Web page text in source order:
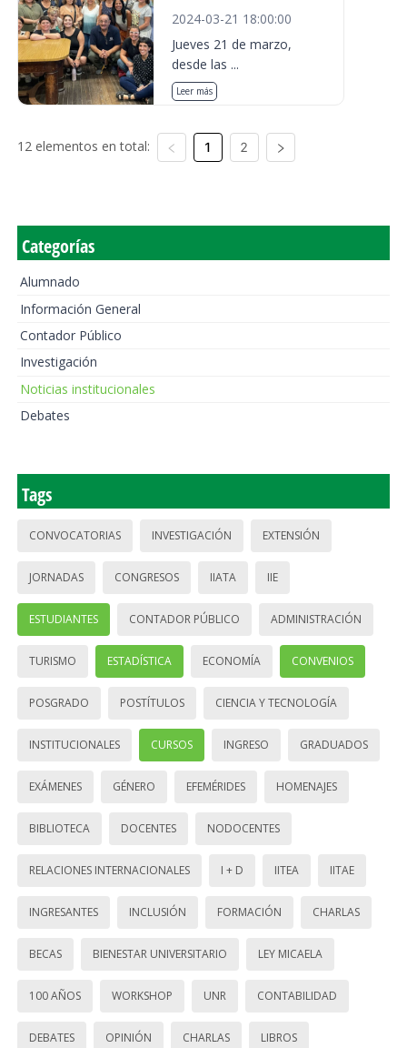
2024-03-21 18:00:00
Jueves 21 de marzo,
desde las ...
Leer más
12 elementos en total: 1 2
Categorías
Alumnado
Información General
Contador Público
Investigación
Noticias institucionales
Debates
Tags
CONVOCATORIAS INVESTIGACIÓN EXTENSIÓN
JORNADAS CONGRESOS IIATA IIE
ESTUDIANTES CONTADOR PÚBLICO ADMINISTRACIÓN
TURISMO ESTADÍSTICA ECONOMÍA CONVENIOS
POSGRADO POSTÍTULOS CIENCIA Y TECNOLOGÍA
INSTITUCIONALES CURSOS INGRESO GRADUADOS
EXÁMENES GÉNERO EFEMÉRIDES HOMENAJES
BIBLIOTECA DOCENTES NODOCENTES
RELACIONES INTERNACIONALES I + D IITEA IITAE
INGRESANTES INCLUSIÓN FORMACIÓN CHARLAS
BECAS BIENESTAR UNIVERSITARIO LEY MICAELA
100 AÑOS WORKSHOP UNR CONTABILIDAD
DEBATES OPINIÓN CHARLAS LIBROS